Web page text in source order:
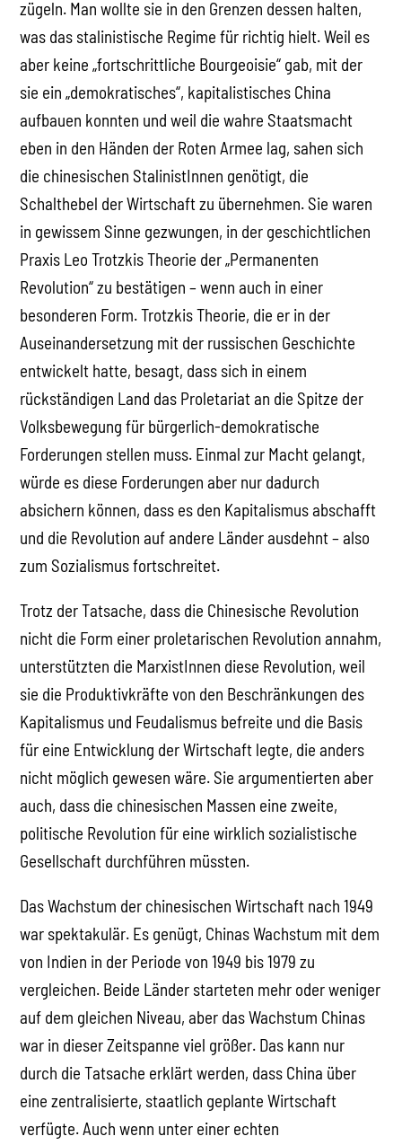
zügeln. Man wollte sie in den Grenzen dessen halten,
was das stalinistische Regime für richtig hielt. Weil es
aber keine „fortschrittliche Bourgeoisie“ gab, mit der
sie ein „demokratisches“, kapitalistisches China
aufbauen konnten und weil die wahre Staatsmacht
eben in den Händen der Roten Armee lag, sahen sich
die chinesischen StalinistInnen genötigt, die
Schalthebel der Wirtschaft zu übernehmen. Sie waren
in gewissem Sinne gezwungen, in der geschichtlichen
Praxis Leo Trotzkis Theorie der „Permanenten
Revolution“ zu bestätigen – wenn auch in einer
besonderen Form. Trotzkis Theorie, die er in der
Auseinandersetzung mit der russischen Geschichte
entwickelt hatte, besagt, dass sich in einem
rückständigen Land das Proletariat an die Spitze der
Volksbewegung für bürgerlich-demokratische
Forderungen stellen muss. Einmal zur Macht gelangt,
würde es diese Forderungen aber nur dadurch
absichern können, dass es den Kapitalismus abschafft
und die Revolution auf andere Länder ausdehnt – also
zum Sozialismus fortschreitet.
Trotz der Tatsache, dass die Chinesische Revolution
nicht die Form einer proletarischen Revolution annahm,
unterstützten die MarxistInnen diese Revolution, weil
sie die Produktivkräfte von den Beschränkungen des
Kapitalismus und Feudalismus befreite und die Basis
für eine Entwicklung der Wirtschaft legte, die anders
nicht möglich gewesen wäre. Sie argumentierten aber
auch, dass die chinesischen Massen eine zweite,
politische Revolution für eine wirklich sozialistische
Gesellschaft durchführen müssten.
Das Wachstum der chinesischen Wirtschaft nach 1949
war spektakulär. Es genügt, Chinas Wachstum mit dem
von Indien in der Periode von 1949 bis 1979 zu
vergleichen. Beide Länder starteten mehr oder weniger
auf dem gleichen Niveau, aber das Wachstum Chinas
war in dieser Zeitspanne viel größer. Das kann nur
durch die Tatsache erklärt werden, dass China über
eine zentralisierte, staatlich geplante Wirtschaft
verfügte. Auch wenn unter einer echten